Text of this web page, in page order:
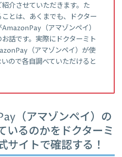
介させていただきます。た
とは、あくまでも、ドクター
（アマゾンペイ）
話です。実際にドクターミト
（アマゾンペイ）が使
ので各自調べていただけると
（アマゾンペイ）の
いるのかをドクターミ
サイトで確認する！